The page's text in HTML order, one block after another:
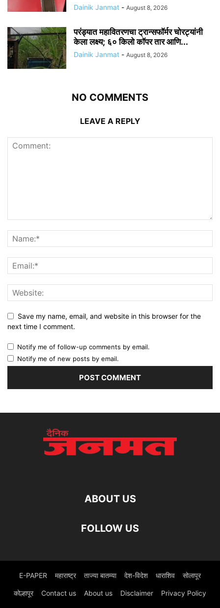
Dainik Janmat - August 8, 2026
परंड्यात महावितरणचा ट्रान्सफॉर्मर चोरट्यांनी
केला लक्ष्य; ६० किलो कॉपर तार आणि...
Dainik Janmat - August 8, 2026
NO COMMENTS
LEAVE A REPLY
Save my name, email, and website in this browser for the
next time I comment.
Notify me of follow-up comments by email.
Notify me of new posts by email.
ABOUT US
FOLLOW US
E-PAPER महाराष्ट्र ताज्या बातम्या देश-विदेश धाराशिव सोलापूर
कोल्हापूर Contact us About us Disclaimer Privacy Policy